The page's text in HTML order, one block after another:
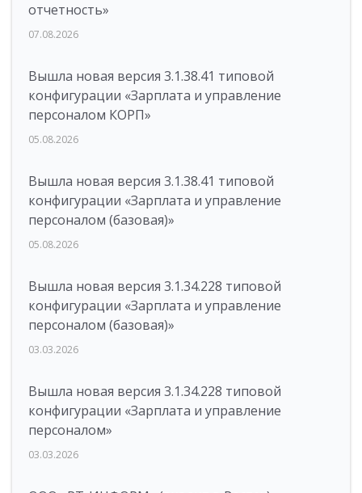
отчетность»
07.08.2026
Вышла новая версия 3.1.38.41 типовой
конфигурации «Зарплата и управление
персоналом КОРП»
05.08.2026
Вышла новая версия 3.1.38.41 типовой
конфигурации «Зарплата и управление
персоналом (базовая)»
05.08.2026
Вышла новая версия 3.1.34.228 типовой
конфигурации «Зарплата и управление
персоналом (базовая)»
03.03.2026
Вышла новая версия 3.1.34.228 типовой
конфигурации «Зарплата и управление
персоналом»
03.03.2026